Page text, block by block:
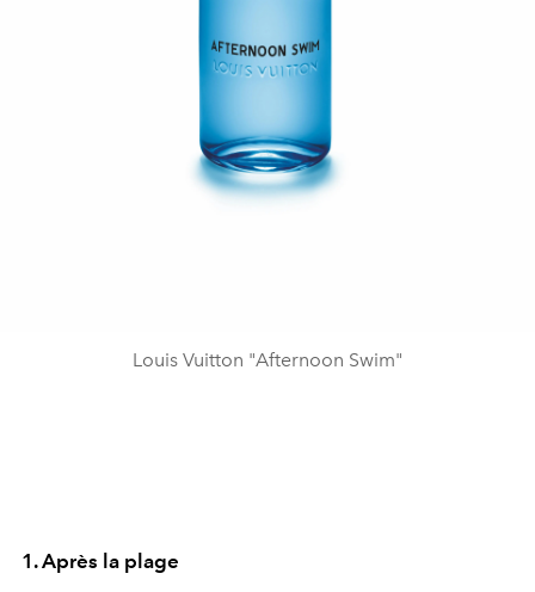
Louis Vuitton "Afternoon Swim"
1. Après la plage